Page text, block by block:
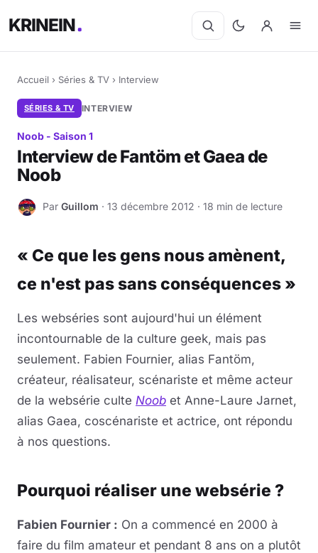
KRINEIN
Accueil › Séries & TV › Interview
SÉRIES & TV INTERVIEW
Noob - Saison 1
Interview de Fantöm et Gaea de
Noob
G Par Guillom · 13 décembre 2012 · 18 min de lecture
« Ce que les gens nous amènent,
ce n'est pas sans conséquences »
Les webséries sont aujourd'hui un élément
incontournable de la culture geek, mais pas
seulement. Fabien Fournier, alias Fantöm,
créateur, réalisateur, scénariste et même acteur
de la websérie culte Noob et Anne-Laure Jarnet,
alias Gaea, coscénariste et actrice, ont répondu
à nos questions.
Pourquoi réaliser une websérie ?
Fabien Fournier : On a commencé en 2000 à
faire du film amateur et pendant 8 ans on a plutôt